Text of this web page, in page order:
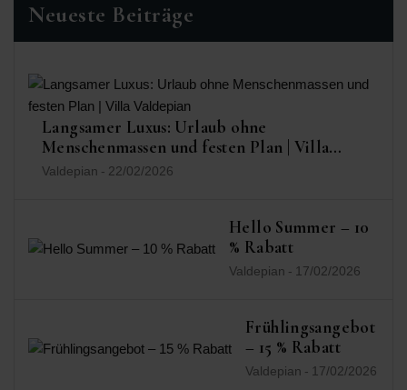
Neueste Beiträge
Langsamer Luxus: Urlaub ohne
Menschenmassen und festen Plan | Villa
Valdepian
Valdepian - 22/02/2026
Hello Summer – 10
% Rabatt
Valdepian - 17/02/2026
Frühlingsangebot
– 15 % Rabatt
Valdepian - 17/02/2026